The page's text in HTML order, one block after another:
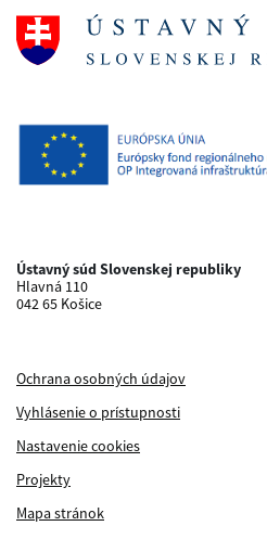
Ústavný súd Slovenskej republiky
Hlavná 110
042 65 Košice
Ochrana osobných údajov
Vyhlásenie o prístupnosti
Nastavenie cookies
Projekty
Mapa stránok